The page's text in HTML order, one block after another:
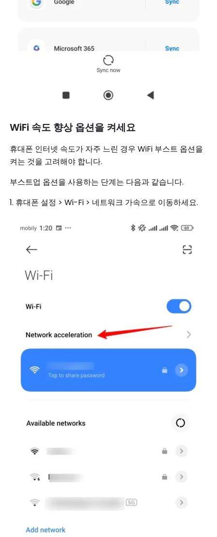
WiFi 속도 향상 옵션을 켜세요
휴대폰 인터넷 속도가 자주 느린 경우 WiFi 부스트 옵션을
켜는 것을 고려해야 합니다.
부스트업 옵션을 사용하는 단계는 다음과 같습니다.
1. 휴대폰 설정 > Wi-Fi > 네트워크 가속으로 이동하세요.